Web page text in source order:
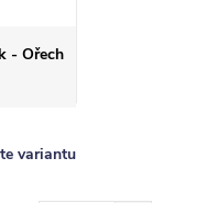
- Ořech
variantu